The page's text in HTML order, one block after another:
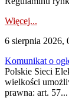
Więcej...
6 sierpnia 2026,
Komunikat o
Polskie Sieci
wielkości
prawna: art. 57...